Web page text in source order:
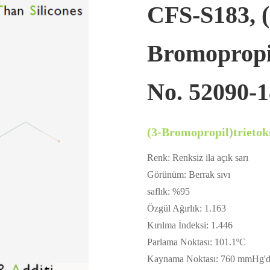
CFS-S183,
No. 52090-
(3-
Renk: Renksiz ila açık sarı
Görünüm: Berrak sıvı
saflık: %95
Özgül Ağırlık: 1.163
Kırılma İndeksi: 1.446
Parlama Noktası: 101.1ºC
Kaynama Noktası: 760